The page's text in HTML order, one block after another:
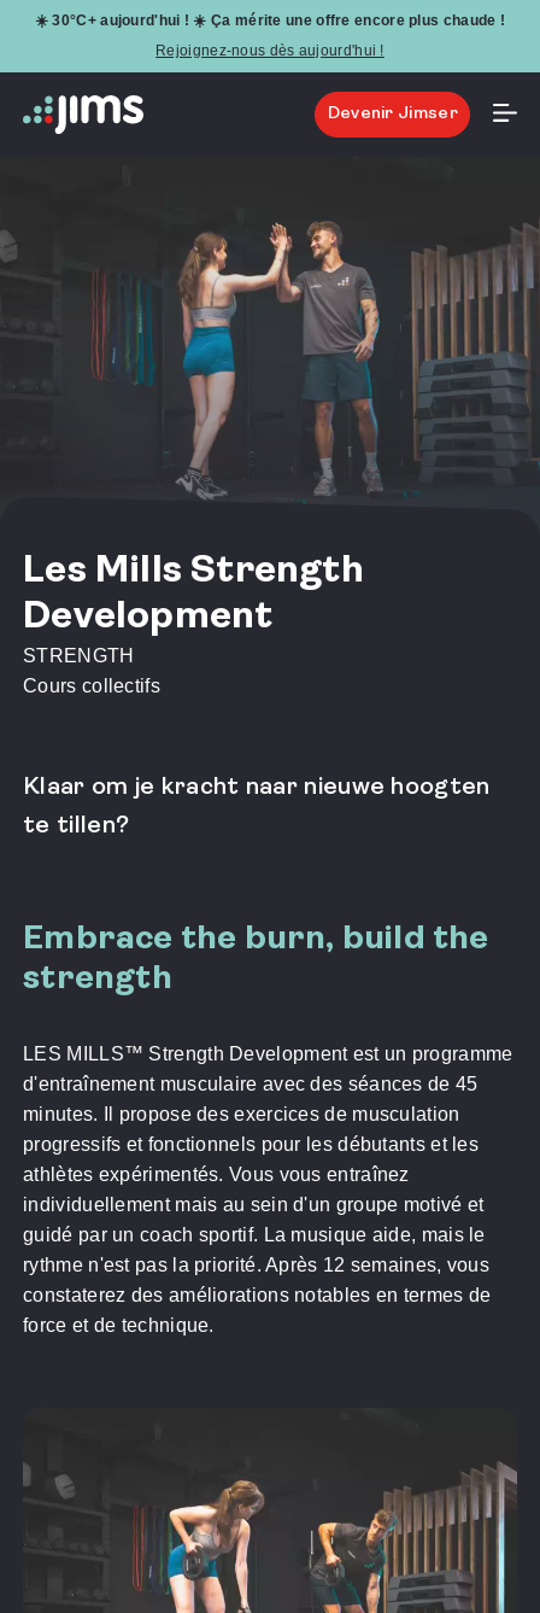
☀️ 30°C+ aujourd'hui ! ☀️ Ça mérite une offre encore plus chaude !
Rejoignez-nous dès aujourd'hui !
Devenir Jimser
Choisis
plus
fitness
››
Notre
››
Les Mills
Strength
Development
Les Mills Strength
Development
STRENGTH
Cours collectifs
Klaar om je kracht naar nieuwe hoogten
te tillen?
Embrace the burn, build the
strength
LES MILLS™ Strength Development est un programme
d'entraînement musculaire avec des séances de 45
minutes. Il propose des exercices de musculation
progressifs et fonctionnels pour les débutants et les
athlètes expérimentés. Vous vous entraînez
individuellement mais au sein d'un groupe motivé et
guidé par un coach sportif. La musique aide, mais le
rythme n'est pas la priorité. Après 12 semaines, vous
constaterez des améliorations notables en termes de
force et de technique.